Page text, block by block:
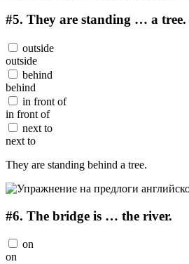
#5. They are standing … a tree.
outside
outside
behind
behind
in front of
in front of
next to
next to
They are standing behind a tree.
#6. The bridge is … the river.
on
on